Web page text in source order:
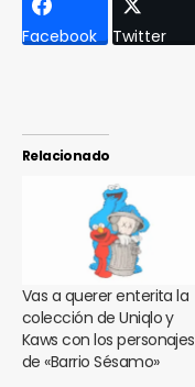
Facebook Twitter
Relacionado
Vas a querer enterita la
colección de Uniqlo y
Kaws con los personajes
de «Barrio Sésamo»